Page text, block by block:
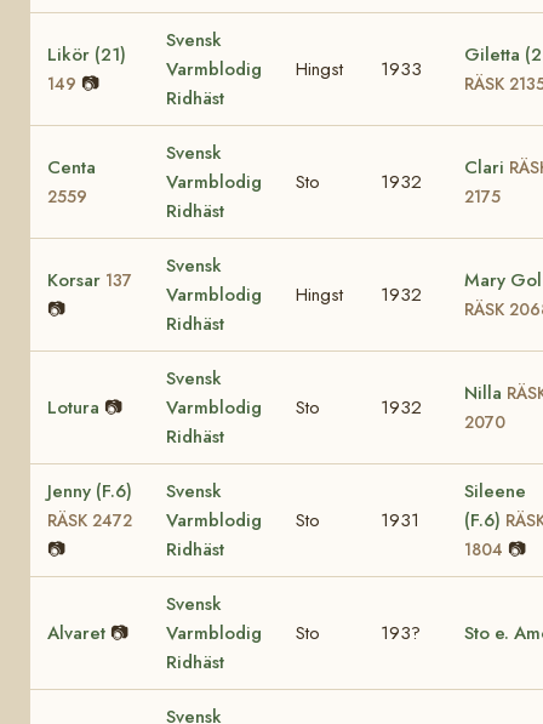
Likör (21)
149 📷
Svensk
Varmblodig
Ridhäst
Hingst 1933
Giletta
RÄSK
Centa
2559
Svensk
Varmblodig
Ridhäst
Sto 1932
Clari
2175
Korsar 137
📷
Svensk
Varmblodig
Ridhäst
Hingst 1932
Mary
RÄSK
Lotura 📷
Svensk
Varmblodig
Ridhäst
Sto 1932
Nilla
2070
Jenny (F.6)
RÄSK 2472
📷
Svensk
Varmblodig
Ridhäst
Sto 1931
Sileene
(F.6)
1804 📷
Alvaret 📷
Svensk
Varmblodig
Ridhäst
Sto 193? Sto e.
Svensk